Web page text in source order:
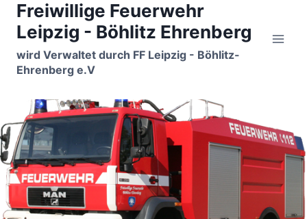
Zum
Inhalt
springen
Freiwillige Feuerwehr
Leipzig - Böhlitz Ehrenberg
wird Verwaltet durch FF Leipzig - Böhlitz-
Ehrenberg e.V